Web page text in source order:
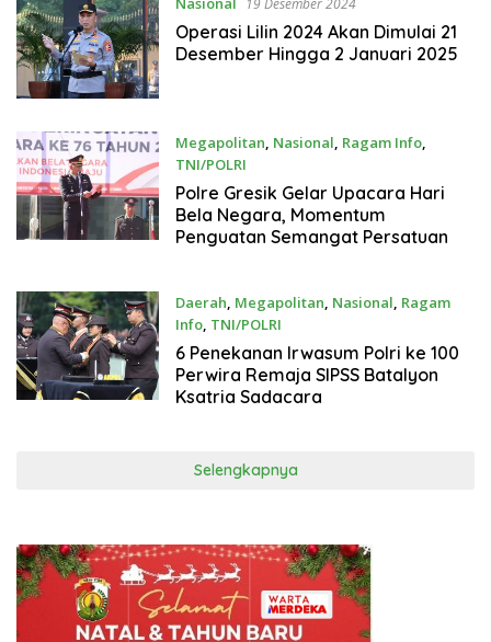
Operasi Lilin 2024 Akan Dimulai 21
Desember Hingga 2 Januari 2025
Megapolitan, Nasional, Ragam Info,
TNI/POLRI
19 Desember 2024
Polre Gresik Gelar Upacara Hari
Bela Negara, Momentum
Penguatan Semangat Persatuan
Daerah, Megapolitan, Nasional, Ragam
Info, TNI/POLRI
19 Desember 2024
6 Penekanan Irwasum Polri ke 100
Perwira Remaja SIPSS Batalyon
Ksatria Sadacara
Selengkapnya